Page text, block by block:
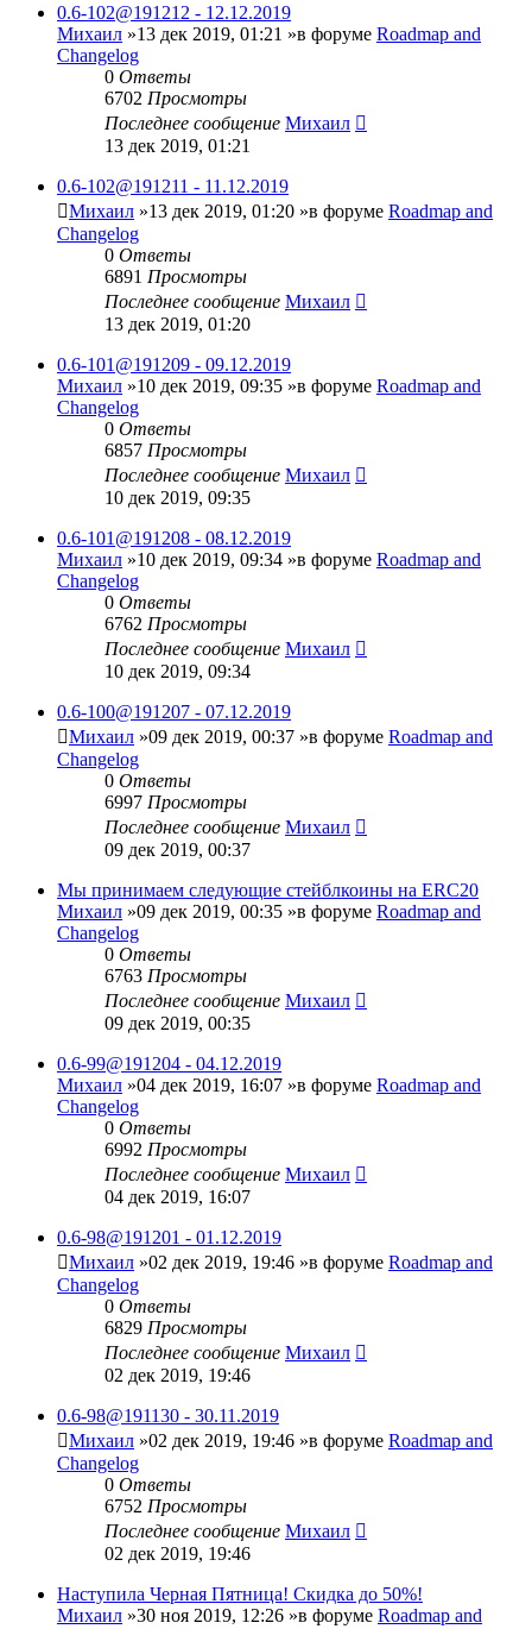
0.6-102@191212 - 12.12.2019
Михаил »13 дек 2019, 01:21 »в форуме Roadmap and
Changelog
0 Ответы
6702 Просмотры
Последнее сообщение Михаил
13 дек 2019, 01:21
0.6-102@191211 - 11.12.2019
Михаил »13 дек 2019, 01:20 »в форуме Roadmap and
Changelog
0 Ответы
6891 Просмотры
Последнее сообщение Михаил
13 дек 2019, 01:20
0.6-101@191209 - 09.12.2019
Михаил »10 дек 2019, 09:35 »в форуме Roadmap and
Changelog
0 Ответы
6857 Просмотры
Последнее сообщение Михаил
10 дек 2019, 09:35
0.6-101@191208 - 08.12.2019
Михаил »10 дек 2019, 09:34 »в форуме Roadmap and
Changelog
0 Ответы
6762 Просмотры
Последнее сообщение Михаил
10 дек 2019, 09:34
0.6-100@191207 - 07.12.2019
Михаил »09 дек 2019, 00:37 »в форуме Roadmap and
Changelog
0 Ответы
6997 Просмотры
Последнее сообщение Михаил
09 дек 2019, 00:37
Мы принимаем следующие стейблкоины на ERC20
Михаил »09 дек 2019, 00:35 »в форуме Roadmap and
Changelog
0 Ответы
6763 Просмотры
Последнее сообщение Михаил
09 дек 2019, 00:35
0.6-99@191204 - 04.12.2019
Михаил »04 дек 2019, 16:07 »в форуме Roadmap and
Changelog
0 Ответы
6992 Просмотры
Последнее сообщение Михаил
04 дек 2019, 16:07
0.6-98@191201 - 01.12.2019
Михаил »02 дек 2019, 19:46 »в форуме Roadmap and
Changelog
0 Ответы
6829 Просмотры
Последнее сообщение Михаил
02 дек 2019, 19:46
0.6-98@191130 - 30.11.2019
Михаил »02 дек 2019, 19:46 »в форуме Roadmap and
Changelog
0 Ответы
6752 Просмотры
Последнее сообщение Михаил
02 дек 2019, 19:46
Наступила Черная Пятница! Скидка до 50%!
Михаил »30 ноя 2019, 12:26 »в форуме Roadmap and